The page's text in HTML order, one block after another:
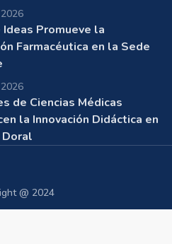
Ideas Promueve la
Farmacéutica en la Sede
de Ciencias Médicas
la Innovación Didáctica en
@ 2024